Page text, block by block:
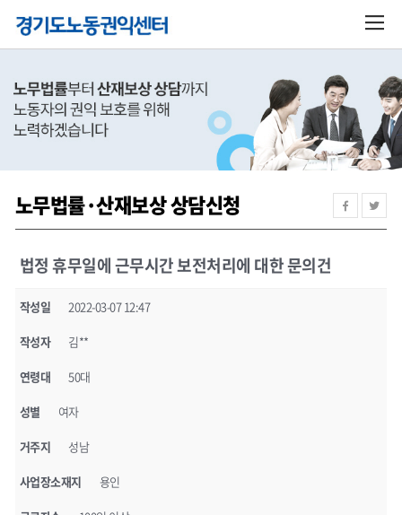
노무법률·산재보상 상담신청
법정 휴무일에 근무시간 보전처리에 대한 문의건
작성일 2022-03-07 12:47
작성자 김**
연령대 50대
성별 여자
거주지 성남
사업장소재지 용인